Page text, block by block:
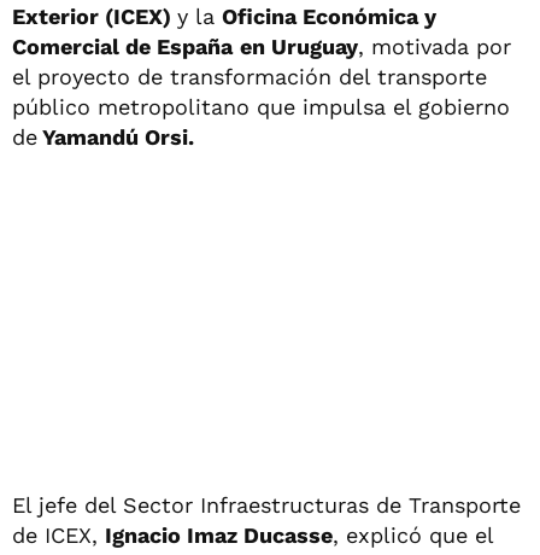
Exterior (ICEX) y la Oficina Económica y
Comercial de España en Uruguay, motivada por
el proyecto de transformación del transporte
público metropolitano que impulsa el gobierno
deYamandú Orsi.
El jefe del Sector Infraestructuras de Transporte
de ICEX, Ignacio Imaz Ducasse, explicó que el